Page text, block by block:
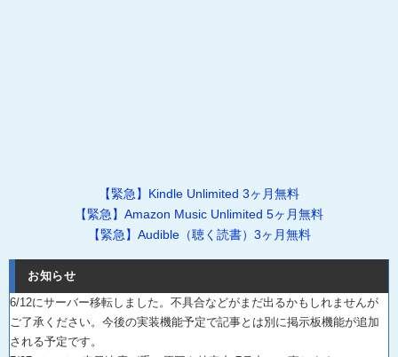
【緊急】Kindle Unlimited 3ヶ月無料
【緊急】Amazon Music Unlimited 5ヶ月無料
【緊急】Audible（聴く読書）3ヶ月無料
お知らせ
6/12にサーバー移転しました。不具合などがまだ出るかもしれませんが
ご了承ください。今後の実装機能予定で記事とは別に掲示板機能が追加
される予定です。